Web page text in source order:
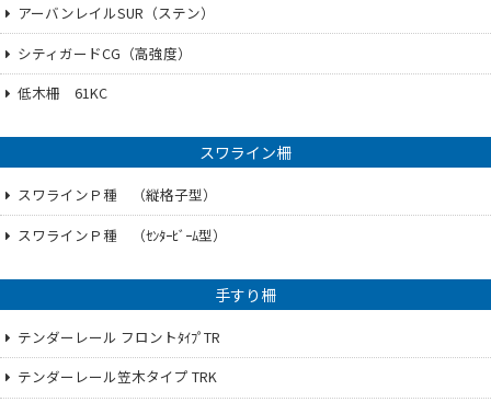
アーバンレイルSUR（ステン）
シティガードCG（高強度）
低木柵 61KC
スワライン柵
スワラインＰ種 （縦格子型）
スワラインＰ種 （ｾﾝﾀｰﾋﾞｰﾑ型）
手すり柵
テンダーレール フロントﾀｲﾌﾟTR
テンダーレール笠木タイプ TRK